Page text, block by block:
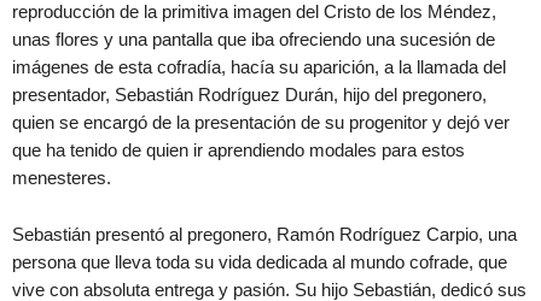
reproducción de la primitiva imagen del Cristo de los Méndez,
unas flores y una pantalla que iba ofreciendo una sucesión de
imágenes de esta cofradía, hacía su aparición, a la llamada del
presentador, Sebastián Rodríguez Durán, hijo del pregonero,
quien se encargó de la presentación de su progenitor y dejó ver
que ha tenido de quien ir aprendiendo modales para estos
menesteres.
Sebastián presentó al pregonero, Ramón Rodríguez Carpio, una
persona que lleva toda su vida dedicada al mundo cofrade, que
vive con absoluta entrega y pasión. Su hijo Sebastián, dedicó sus